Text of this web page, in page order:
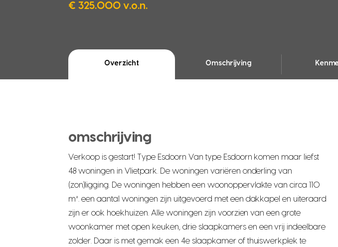
€ 325.000 v.o.n.
Overzicht Omschrijving
omschrijving
Verkoop is gestart! Type Esdoorn Van type Esdoorn komen maar liefst
48 woningen in Vlietpark. De woningen variëren onderling van
(zon)ligging. De woningen hebben een woonoppervlakte van circa 110
m². een aantal woningen zijn uitgevoerd met een dakkapel en uiteraard
zijn er ook hoekhuizen. Alle woningen zijn voorzien van een grote
woonkamer met open keuken, drie slaapkamers en een vrij indeelbare
zolder. Daar is met gemak een 4e slaapkamer of thuiswerkplek te